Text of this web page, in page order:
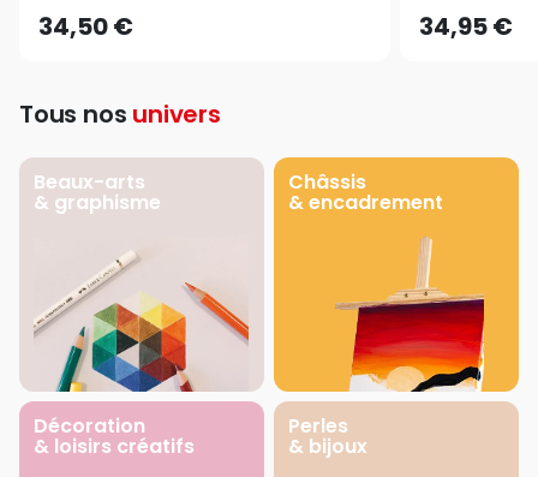
34,50 € 34,95 €
Tous nos univers
Beaux-arts
& graphisme
Châssis
& encadrement
Décoration
& loisirs créatifs
Perles
& bijoux